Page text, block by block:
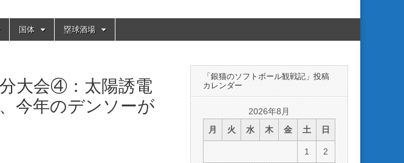
国体 塁球酒場
大会④：太陽誘電
今年のデンソーが
「銀猫のソフトボール観戦記」投稿
カレンダー
2026年8月
月
火 水 木 金 土 日
1 2